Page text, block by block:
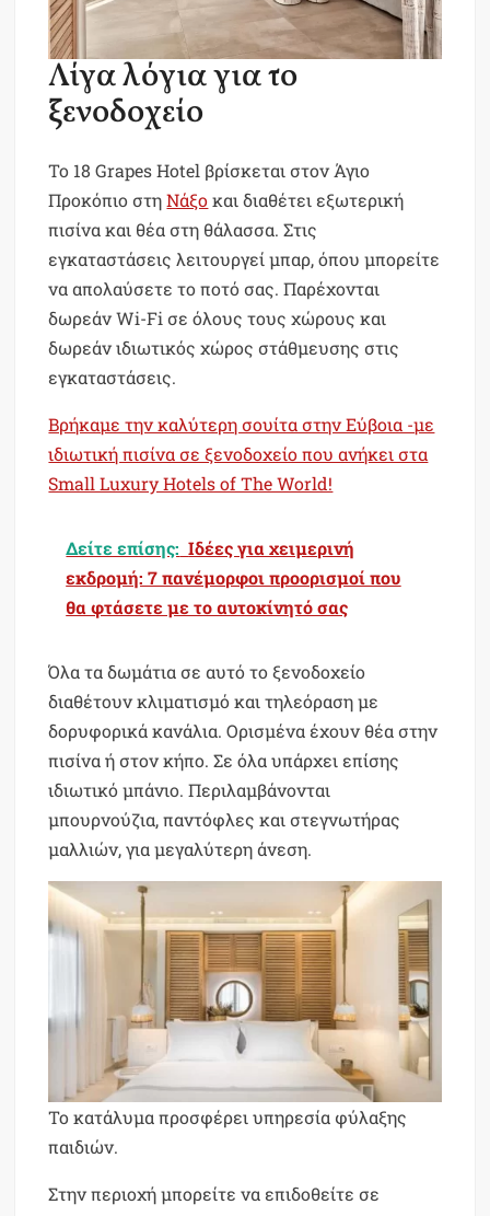
Λίγα λόγια για το
ξενοδοχείο
Το 18 Grapes Hotel βρίσκεται στον Άγιο
Προκόπιο στηΝάξοκαι διαθέτει εξωτερική
πισίνα και θέα στη θάλασσα. Στις
εγκαταστάσεις λειτουργεί μπαρ, όπου μπορείτε
να απολαύσετε το ποτό σας. Παρέχονται
δωρεάν Wi-Fi σε όλους τους χώρους και
δωρεάν ιδιωτικός χώρος στάθμευσης στις
εγκαταστάσεις.
Βρήκαμε την καλύτερη σουίτα στην Εύβοια -με
ιδιωτική πισίνα σε ξενοδοχείο που ανήκει στα
Small Luxury Hotels of The World!
Δείτε επίσης: Ιδέες για χειμερινή
εκδρομή: 7 πανέμορφοι προορισμοί που
θα φτάσετε με το αυτοκίνητό σας
Όλα τα δωμάτια σε αυτό το ξενοδοχείο
διαθέτουν κλιματισμό και τηλεόραση με
δορυφορικά κανάλια. Ορισμένα έχουν θέα στην
πισίνα ή στον κήπο. Σε όλα υπάρχει επίσης
ιδιωτικό μπάνιο. Περιλαμβάνονται
μπουρνούζια, παντόφλες και στεγνωτήρας
μαλλιών, για μεγαλύτερη άνεση.
Το κατάλυμα προσφέρει υπηρεσία φύλαξης
παιδιών.
Στην περιοχή μπορείτε να επιδοθείτε σε